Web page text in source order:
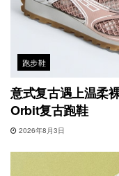
跑步鞋
意式复古遇上温柔
Orbit复古跑鞋
2026年8月3日